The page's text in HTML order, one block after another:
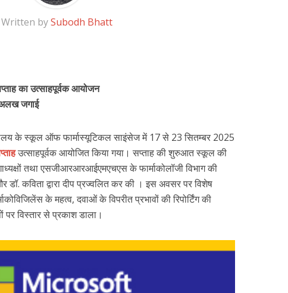
Written bySubodh Bhatt
का उत्साहपूर्वक आयोजन
जगाई
के स्कूल ऑफ फार्मास्यूटिकल साइंसेज में 17 से 23 सितम्बर 2025
उत्साहपूर्वक आयोजित किया गया। सप्ताह की शुरुआत स्कूल की
तथा एसजीआरआरआईएमएचएस के फार्माकोलॉजी विभाग की
डॉ. कविता द्वारा दीप प्रज्वलित कर की । इस अवसर पर विशेष
के महत्व, दवाओं के विपरीत प्रभावों की रिपोर्टिंग की
विस्तार से प्रकाश डाला।